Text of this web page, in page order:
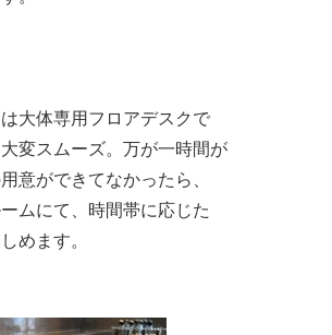
大体専用フロアデスクで
変スムーズ。万が一時間が
意ができてなかったら、
ムにて、時間帯に応じた
めます。